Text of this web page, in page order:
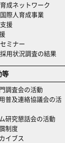
成ネットワーク
際人育成事業
援
ミナー
用状況調査の結果
等
調査会の活動
普及連絡協議会の活
研究懇話会の活動
制度
イブス